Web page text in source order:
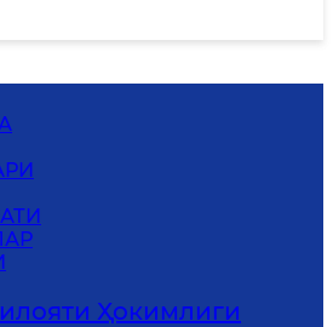
Ҳокимлиги